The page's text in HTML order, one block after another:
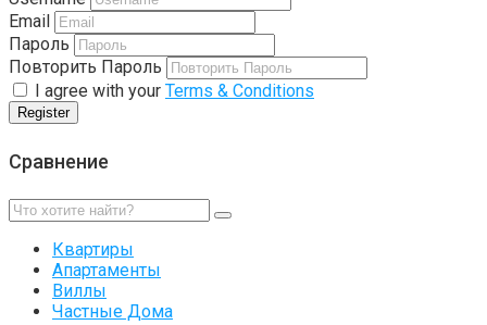
Email
Пароль
Повторить Пароль
I agree with your Terms & Conditions
Register
Сравнение
Квартиры
Апартаменты
Виллы
Частные Дома